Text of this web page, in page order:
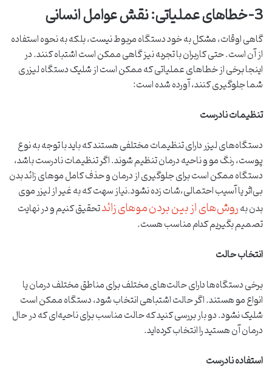
3-خطاهای عملیاتی: نقش عوامل انسانی
گاهی اوقات، مشکل به خود دستگاه مربوط نیست، بلکه به نحوه استفاده
از آن است. حتی کاربران با تجربه نیز گاهی ممکن است اشتباه کنند. در
اینجا برخی از خطاهای عملیاتی که ممکن است از شلیک دستگاه لیزری
شما جلوگیری کنند، آورده شده است:
تنظیمات نادرست
دستگاه‌های لیزر دارای تنظیمات مختلفی هستند که باید با توجه به نوع
پوست، رنگ مو و ناحیه درمان تنظیم شوند. اگر تنظیمات نادرست باشد،
دستگاه ممکن است برای جلوگیری از درمان و حذف کامل موهای زائد بدن
بی‌اثر یا آسیب احتمالی،شات زده نشود.نیاز سهت که به غیر از لیزر موی
بدن بهروش‌های از بین بردن موهای زائدتحقیق کنیم و در نهایت
تصمیم بگیریم کدام مناسب هست.
انتخاب حالت
برخی دستگاه‌ها دارای حالت‌های مختلف برای مناطق مختلف درمان یا
انواع مو هستند. اگر حالت اشتباهی انتخاب شود، دستگاه ممکن است
شلیک نشود. دو بار بررسی کنید که حالت مناسب برای ناحیه‌ای که در حال
درمان آن هستید را انتخاب کرده‌اید.
استفاده نادرست